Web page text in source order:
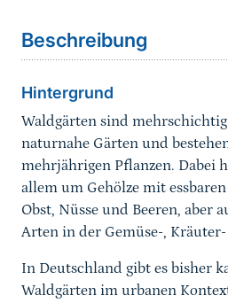
Beschreibung
Hintergrund
Waldgärten sind mehrschichtig
naturnahe Gärten und
mehrjährigen Pflanzen. Dabei
allem um Gehölze mit
Obst, Nüsse und Beeren, aber
Arten in der Gemüse-,
In Deutschland gibt es bisher
Waldgärten im urbanen